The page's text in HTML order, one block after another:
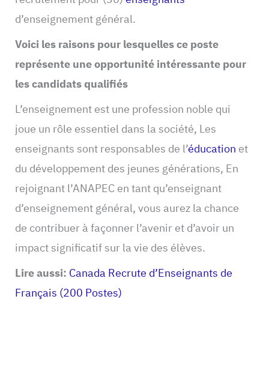
d’enseignement général.
Voici les raisons pour lesquelles ce poste
représente une opportunité intéressante pour
les candidats qualifiés
L’enseignement est une profession noble qui
joue un rôle essentiel dans la société, Les
enseignants sont responsables de l’éducation et
du développement des jeunes générations, En
rejoignant l’ANAPEC en tant qu’enseignant
d’enseignement général, vous aurez la chance
de contribuer à façonner l’avenir et d’avoir un
impact significatif sur la vie des élèves.
Lire aussi: Canada Recrute d’Enseignants de
Français (200 Postes)